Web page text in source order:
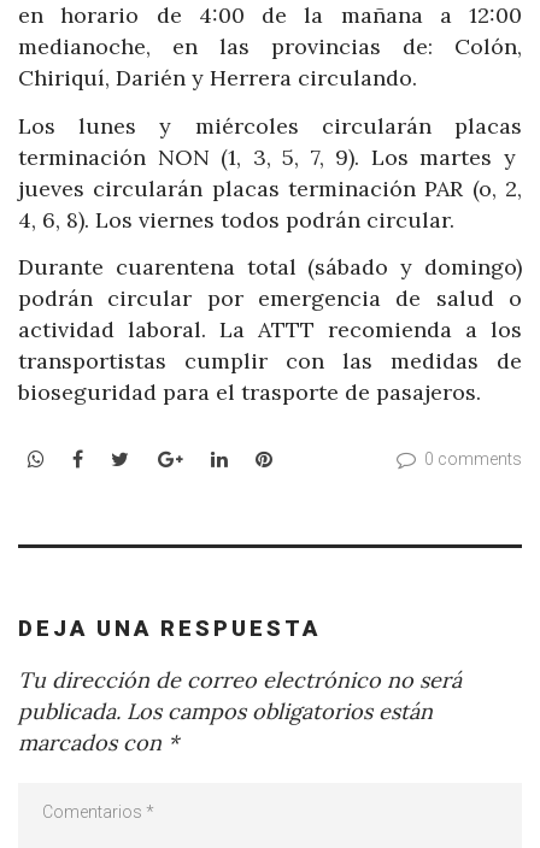
en horario de 4:00 de la mañana a 12:00
medianoche, en las provincias de: Colón,
Chiriquí, Darién y Herrera circulando.
Los lunes y miércoles circularán placas
terminación NON (1, 3, 5, 7, 9). Los martes y
jueves circularán placas terminación PAR (o, 2,
4, 6, 8). Los viernes todos podrán circular.
Durante cuarentena total (sábado y domingo)
podrán circular por emergencia de salud o
actividad laboral. La ATTT recomienda a los
transportistas cumplir con las medidas de
bioseguridad para el trasporte de pasajeros.
WhatsApp
Facebook
TwitterGoogle+LinkedInPinterest 0 comments
DEJA UNA RESPUESTA
Tu dirección de correo electrónico no será
publicada. Los campos obligatorios están
marcados con *